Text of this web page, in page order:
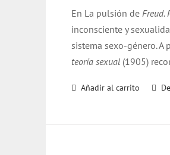
era:
$ 21.000.
es:
$
En La pulsión de Freud.
inconsciente y
sistema sexo-género.
teoría sexual (1905)
Añadir al carrito